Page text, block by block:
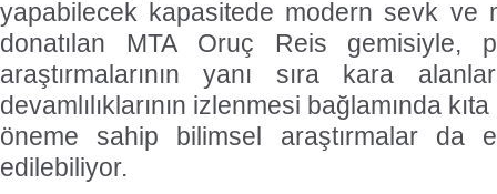
yapabilecek kapasitede modern sevk ve
donatılan MTA Oruç Reis gemisiyle,
araştırmalarının yanı sıra kara
devamlılıklarının izlenmesi bağlamında
öneme sahip bilimsel araştırmalar da
edilebiliyor.